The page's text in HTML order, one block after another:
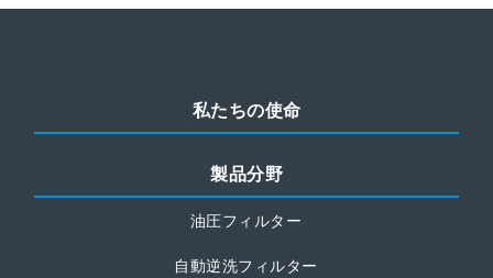
私たちの使命
製品分野
油圧フィルター
自動逆洗フィルター